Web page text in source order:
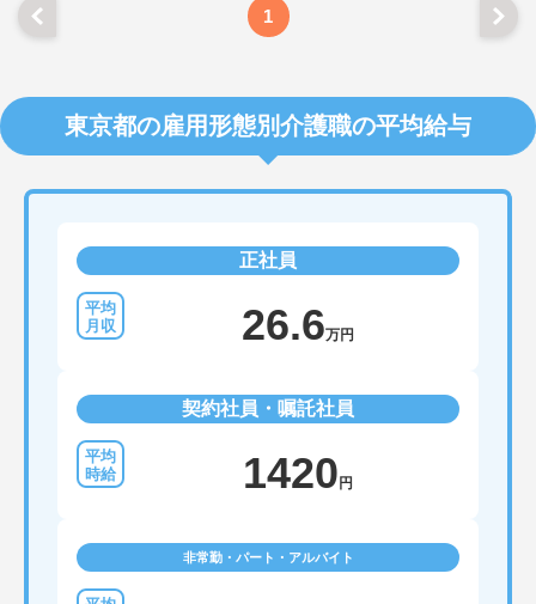
1
東京都の雇用形態別介護職の平均給与
正社員
26.6万円
契約社員・嘱託社員
1420 円
非常勤・パート・アルバイト